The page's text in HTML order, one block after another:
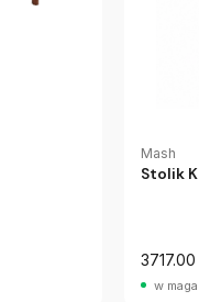
Mash
Stolik
3717.00
w